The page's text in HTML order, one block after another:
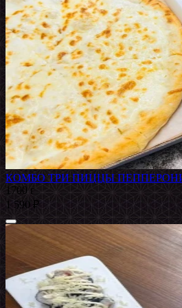
КОМБО ТРИ ПИЦЦЫ
1700 г
1 590 ₽